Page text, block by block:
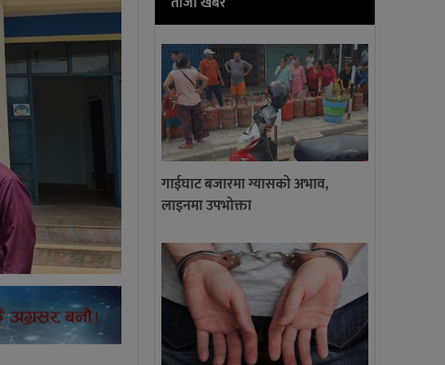
गाईघाट बजारमा ग्यासको अभाव,
लाइनमा उपभोक्ता